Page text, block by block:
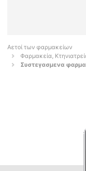
Αετοί των φαρμακείων
Φαρμακεία,
Συστεγασμενα